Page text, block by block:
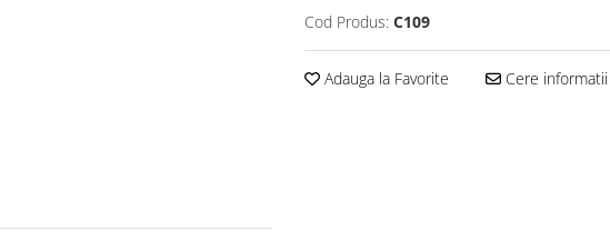
Cod Produs: C109
Adauga la Favorite Cere informatii